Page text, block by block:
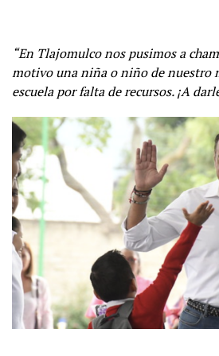
“En Tlajomulco nos pusimos a
motivo una niña o niño de nuestro
escuela por falta de recursos. ¡A